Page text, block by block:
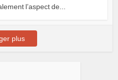
l’aspect de...
plus